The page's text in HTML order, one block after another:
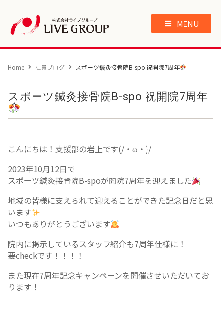
MENU
Home 社員ブログ スポーツ鍼灸接骨院B-spo 祝開院7周年
スポーツ鍼灸接骨院B-spo 祝開院7周年
こんにちは！支援部の岩上です(/・ω・)/
2023年10月12日で
スポーツ鍼灸接骨院B-spoが開院7周年を迎えました
地域の皆様に支えられて迎えることができた記念日だと思
います
いつもありがとうございます
院内に掲示しているスタッフ紹介も7周年仕様に！
要checkです！！！！
また現在7周年記念キャンペーンを開催させいただいてお
ります！